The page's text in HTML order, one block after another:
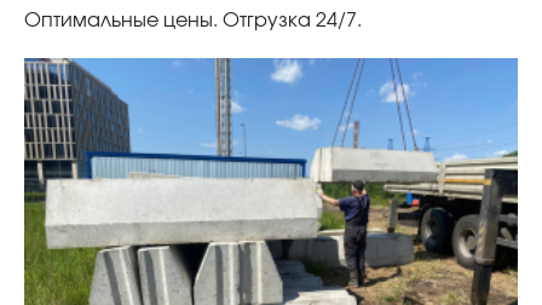
Оптимальные цены. Отгрузка 24/7.